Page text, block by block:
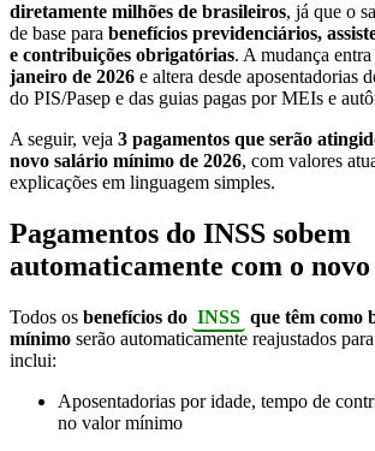
diretamente milhões de brasileiros, já que o
de base para benefícios previdenciários,
e contribuições obrigatórias. A mudança
janeiro de 2026 e altera desde aposentadorias
do PIS/Pasep e das guias pagas por MEIs e
A seguir, veja 3 pagamentos que serão
novo salário mínimo de 2026, com valores
explicações em linguagem simples.
Pagamentos do INSS sobem
automaticamente com o novo
Todos os benefícios do INSS que têm como
mínimo serão automaticamente reajustados para
inclui:
Aposentadorias por idade, tempo de
no valor mínimo